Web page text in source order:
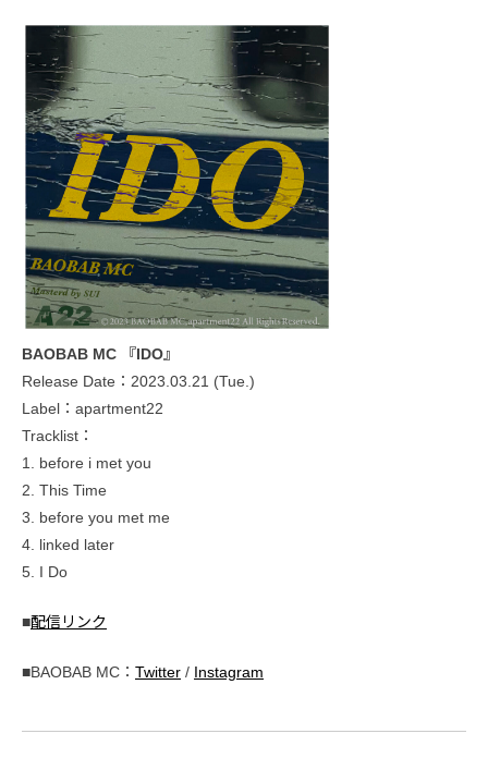
BAOBAB MC 『IDO』
Release Date：2023.03.21 (Tue.)
Label：apartment22
Tracklist：
1. before i met you
2. This Time
3. before you met me
4. linked later
5. I Do
■配信リンク
■BAOBAB MC： Twitter / Instagram